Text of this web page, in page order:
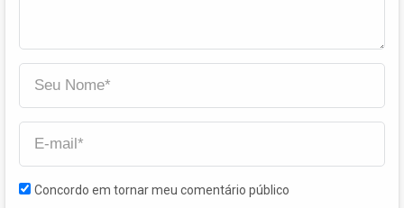
Concordo em tornar meu comentário público